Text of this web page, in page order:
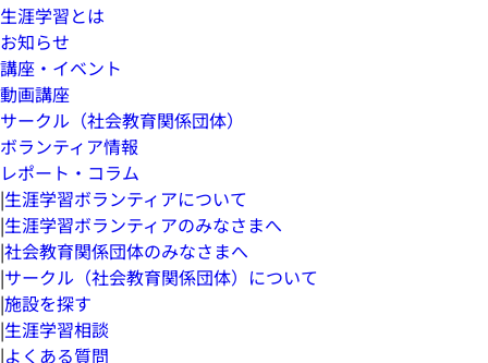
生涯学習とは
お知らせ
講座・イベント
動画講座
サークル（社会教育関係団体）
ボランティア情報
レポート・コラム
|生涯学習ボランティアについて
|生涯学習ボランティアのみなさまへ
|社会教育関係団体のみなさまへ
|サークル（社会教育関係団体）について
|施設を探す
|生涯学習相談
|よくある質問